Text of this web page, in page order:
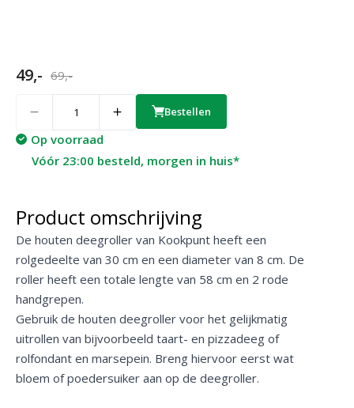
49,- 69,-
Bestellen
Op voorraad
Vóór 23:00 besteld, morgen in huis*
Product omschrijving
De houten deegroller van Kookpunt heeft een
rolgedeelte van 30 cm en een diameter van 8 cm. De
roller heeft een totale lengte van 58 cm en 2 rode
handgrepen.
Gebruik de houten deegroller voor het gelijkmatig
uitrollen van bijvoorbeeld taart- en pizzadeeg of
rolfondant en marsepein. Breng hiervoor eerst wat
bloem of poedersuiker aan op de deegroller.